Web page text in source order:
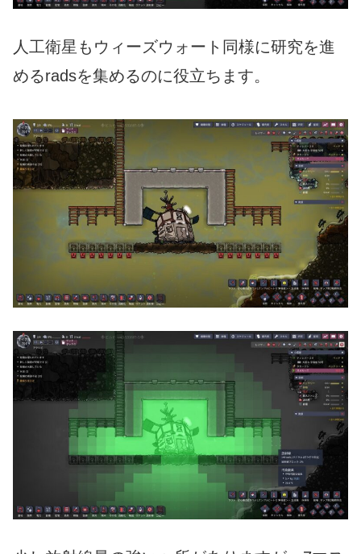
人工衛星もウィーズウォート同様に研究を進
めるradsを集めるのに役立ちます。